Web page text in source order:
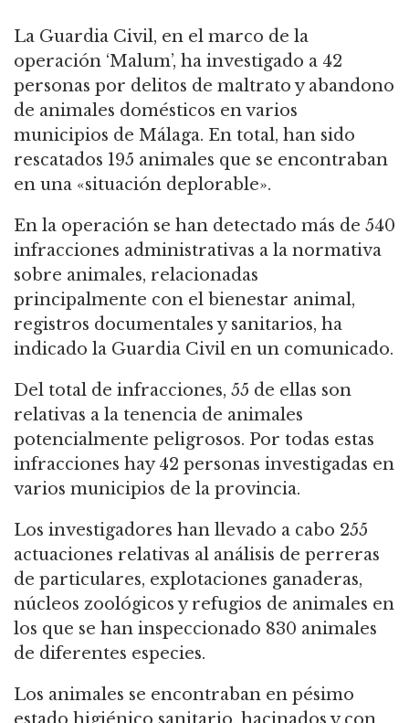
La Guardia Civil, en el marco de la
operación ‘Malum’, ha investigado a 42
personas por delitos de maltrato y abandono
de animales domésticos en varios
municipios de Málaga. En total, han sido
rescatados 195 animales que se encontraban
en una «situación deplorable».
En la operación se han detectado más de 540
infracciones administrativas a la normativa
sobre animales, relacionadas
principalmente con el bienestar animal,
registros documentales y sanitarios, ha
indicado la Guardia Civil en un comunicado.
Del total de infracciones, 55 de ellas son
relativas a la tenencia de animales
potencialmente peligrosos. Por todas estas
infracciones hay 42 personas investigadas en
varios municipios de la provincia.
Los investigadores han llevado a cabo 255
actuaciones relativas al análisis de perreras
de particulares, explotaciones ganaderas,
núcleos zoológicos y refugios de animales en
los que se han inspeccionado 830 animales
de diferentes especies.
Los animales se encontraban en pésimo